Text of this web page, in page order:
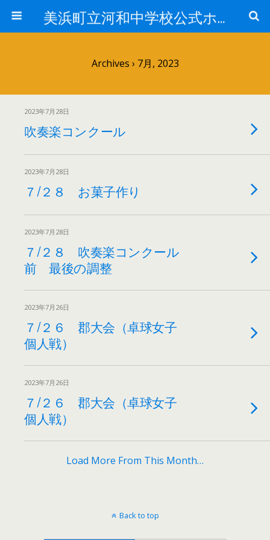
美浜町立河和中学校公式ホームページ
Archives › 7月, 2023
2023年7月28日
吹奏楽コンクール
2023年7月28日
７/２８ お菓子作り
2023年7月28日
７/２８ 吹奏楽コンクール
前 最後の調整
2023年7月26日
７/２６ 郡大会（卓球女子
個人戦）
2023年7月26日
７/２６ 郡大会（卓球女子
個人戦）
Load More From This Month…
Back to top